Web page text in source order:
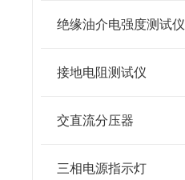
绝缘油介电强度测试仪
接地电阻测试仪
交直流分压器
三相电源指示灯